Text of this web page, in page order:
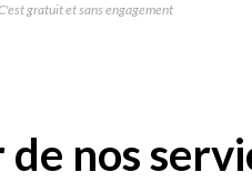
gratuit et sans engagement
nos